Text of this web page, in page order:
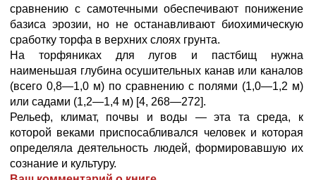
сравнению с самотечными обеспечивают понижение
базиса эрозии, но не останавливают биохимическую
сработку торфа в верхних слоях грунта.
На торфяниках для лугов и пастбищ нужна
наименьшая глубина осушительных канав или каналов
(всего 0,8—1,0 м) по сравнению с полями (1,0—1,2 м)
или садами (1,2—1,4 м) [4, 268—272].
Рельеф, климат, почвы и воды — эта та среда, к
которой веками приспосабливался человек и которая
определяла деятельность людей, формировавшую их
сознание и культуру.